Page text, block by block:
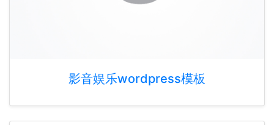
影音娱乐wordpress模板